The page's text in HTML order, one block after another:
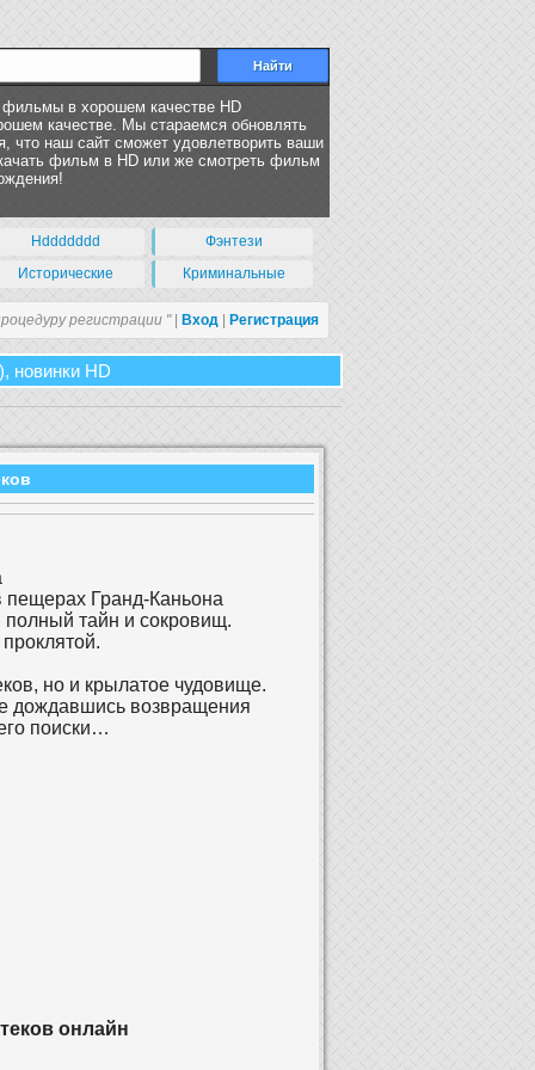
в хорошем качестве HD
качестве. Мы стараемся обновлять
наш сайт сможет удовлетворить ваши
фильм в HD или же смотреть фильм
Hddddddd
Фэнтези
Исторические
Криминальные
регистрации " Вход Регистрация
новинки HD
пещерах Гранд-Каньона
полный тайн и сокровищ.
но и крылатое чудовище.
дождавшись возвращения
поиски…
онлайн